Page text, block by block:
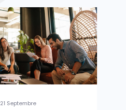
21 Septembre